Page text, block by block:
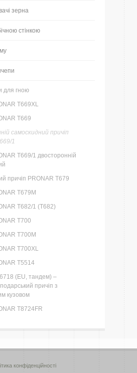
зерна
стінкою
для гною
T669XL
T669
самоскидний причіп
1
T669/1 двосторонній
причіп PRONAR T679
T679M
T682/1 (T682)
T700
T700M
T700XL
T5514
(EU, тандем) –
причіп з
кузовом
T8724FR
конфіденційності